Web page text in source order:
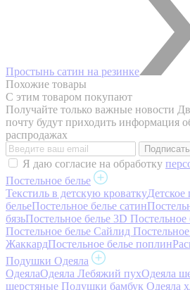
Простынь сатин на резинке
Похожие товары
С этим товаром покупают
Получайте только важные новости
почту будут приходить информация
распродажах
Я даю согласие на обработку
Постельное белье
Текстиль в детскую кроваткуДетское
бельеПостельное белье сатин
бязьПостельное белье 3D Постельное
Постельное белье Сайлид
ЖаккардПостельное белье поплин
Подушки Одеяла
ОдеялаОдеяла Лебяжий пухОдеяла
шерстяные Подушки бамбук Одеяла